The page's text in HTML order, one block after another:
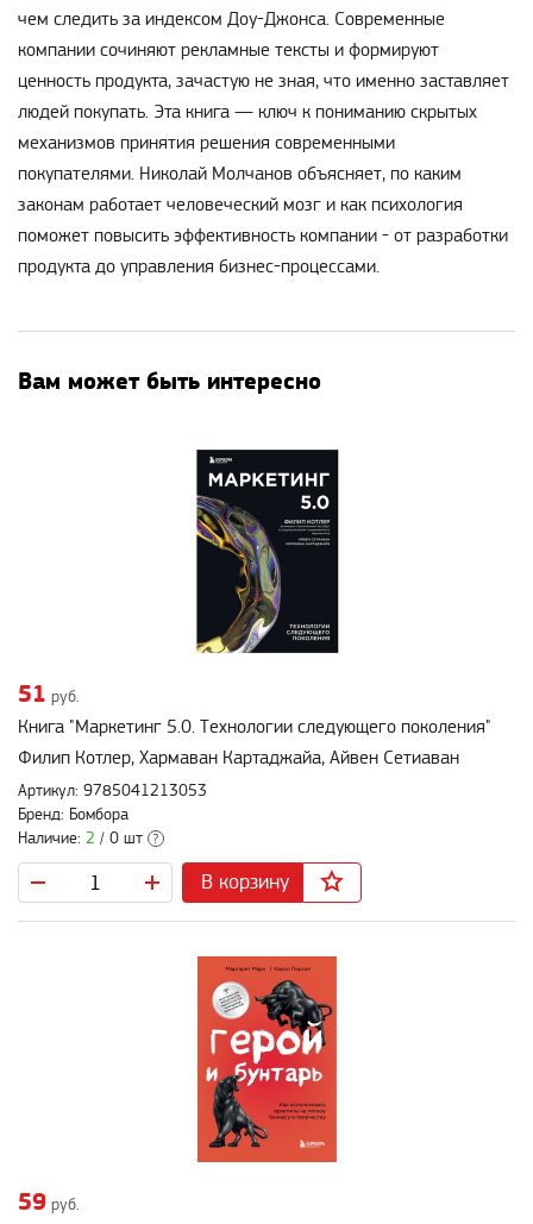
чем следить за индексом Доу-Джонса. Современные
компании сочиняют рекламные тексты и формируют
ценность продукта, зачастую не зная, что именно заставляет
людей покупать. Эта книга — ключ к пониманию скрытых
механизмов принятия решения современными
покупателями. Николай Молчанов объясняет, по каким
законам работает человеческий мозг и как психология
поможет повысить эффективность компании - от разработки
продукта до управления бизнес-процессами.
Вам может быть интересно
51 руб.
Книга "Маркетинг 5.0. Технологии следующего поколения"
Филип Котлер, Хармаван Картаджайа, Айвен Сетиаван
Артикул: 9785041213053
Бренд: Бомбора
Наличие: 2 / 0 шт ?
В корзину
59 руб.